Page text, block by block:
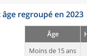
regroupé en 2023
Âge
Moins de 15 ans